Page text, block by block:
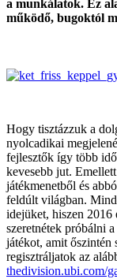
a munkálatok. Ez
működő, bugoktól
Hogy tisztázzuk a
nyolcadikai
fejlesztők így több
kevesebb jut.
játékmenetből és
feldúlt világban.
idejüket, hiszen
szeretnétek próbálni
játékot, amit őszintén
regisztráljatok az
thedivision.ubi.com/